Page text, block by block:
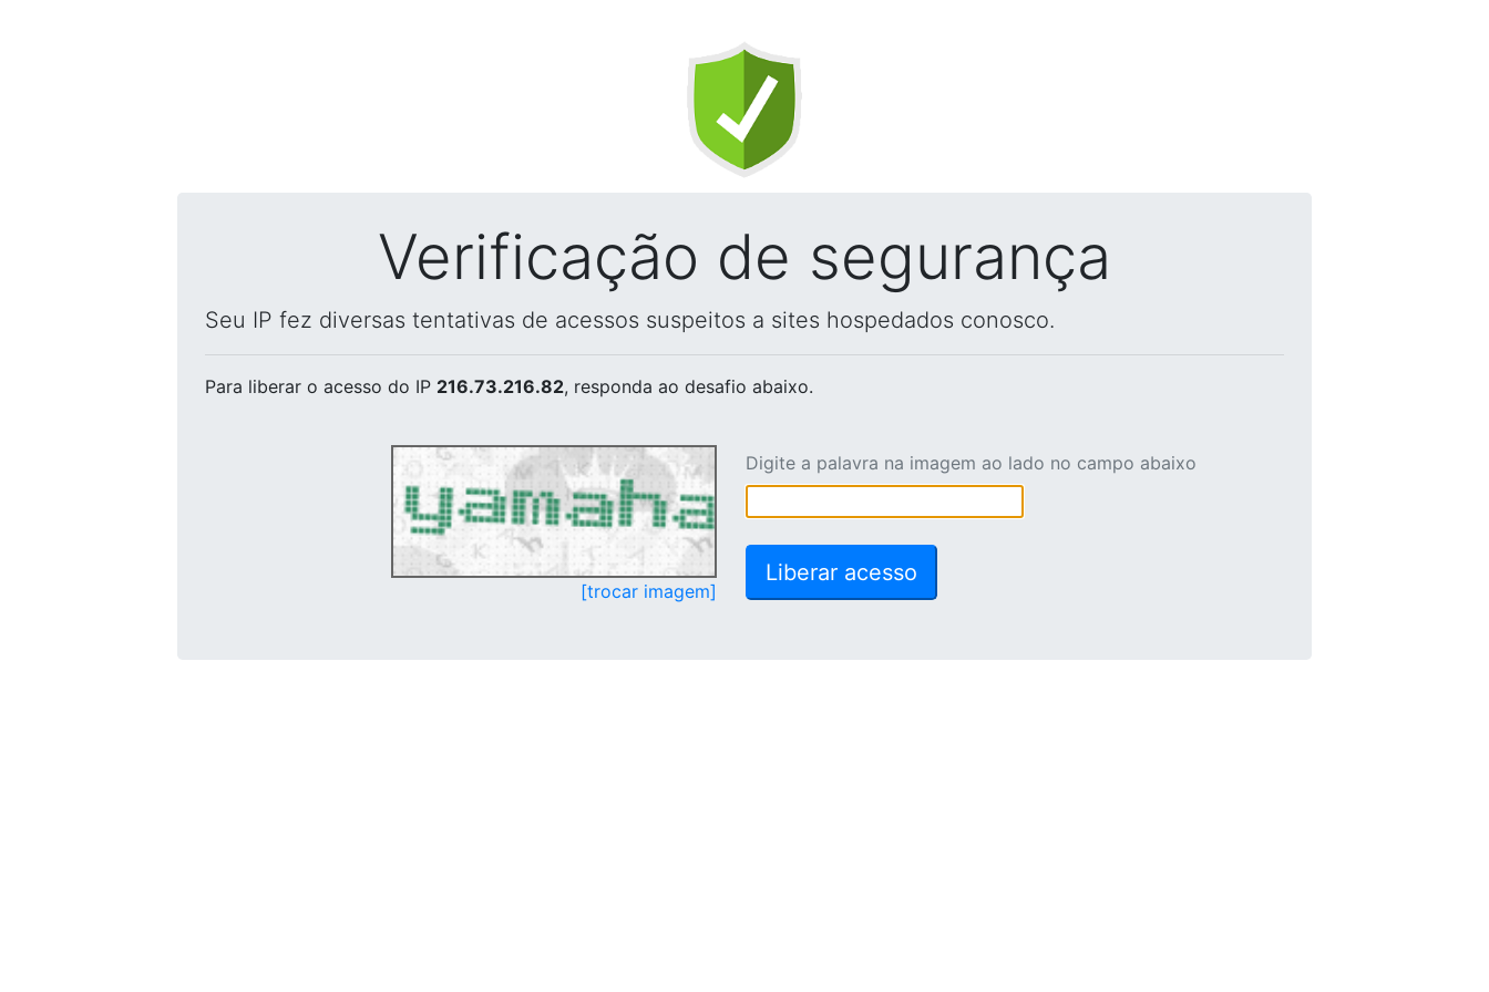
Verificação de segurança
Seu IP fez diversas tentativas de acessos suspeitos a sites hospedados conosco.
Para liberar o acesso do IP 216.73.216.82, responda ao desafio abaixo.
[trocar imagem]
Digite a palavra na imagem ao lado no campo abaixo